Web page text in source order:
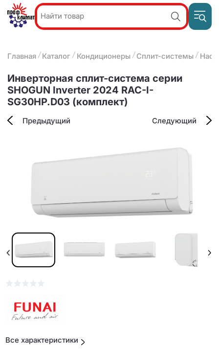
Акции и
О компании
Наши услуги
Оплата и доставка
Контакты
8
25-
Главная Каталог Кондиционеры Сплит-системы
Инверторная сплит-система серии
SHOGUN Inverter 2024 RAC-I-
SG30HP.D03 (комплект)
Предыдущий Следующий
Все характеристики